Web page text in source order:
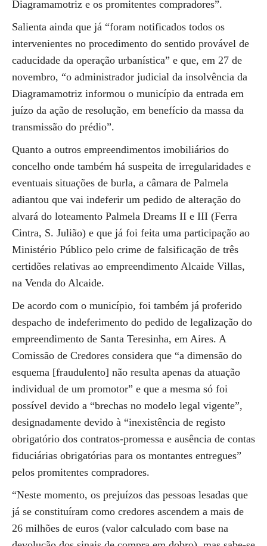
Diagramamotriz e os promitentes compradores”.
Salienta ainda que já “foram notificados todos os
intervenientes no procedimento do sentido provável de
caducidade da operação urbanística” e que, em 27 de
novembro, “o administrador judicial da insolvência da
Diagramamotriz informou o município da entrada em
juízo da ação de resolução, em benefício da massa da
transmissão do prédio”.
Quanto a outros empreendimentos imobiliários do
concelho onde também há suspeita de irregularidades e
eventuais situações de burla, a câmara de Palmela
adiantou que vai indeferir um pedido de alteração do
alvará do loteamento Palmela Dreams II e III (Ferra
Cintra, S. Julião) e que já foi feita uma participação ao
Ministério Público pelo crime de falsificação de três
certidões relativas ao empreendimento Alcaide Villas,
na Venda do Alcaide.
De acordo com o município, foi também já proferido
despacho de indeferimento do pedido de legalização do
empreendimento de Santa Teresinha, em Aires. A
Comissão de Credores considera que “a dimensão do
esquema [fraudulento] não resulta apenas da atuação
individual de um promotor” e que a mesma só foi
possível devido a “brechas no modelo legal vigente”,
designadamente devido à “inexistência de registo
obrigatório dos contratos-promessa e ausência de contas
fiduciárias obrigatórias para os montantes entregues”
pelos promitentes compradores.
“Neste momento, os prejuízos das pessoas lesadas que
já se constituíram como credores ascendem a mais de
26 milhões de euros (valor calculado com base na